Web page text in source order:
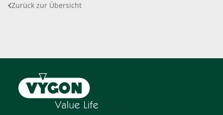
Zurück zur Übersicht